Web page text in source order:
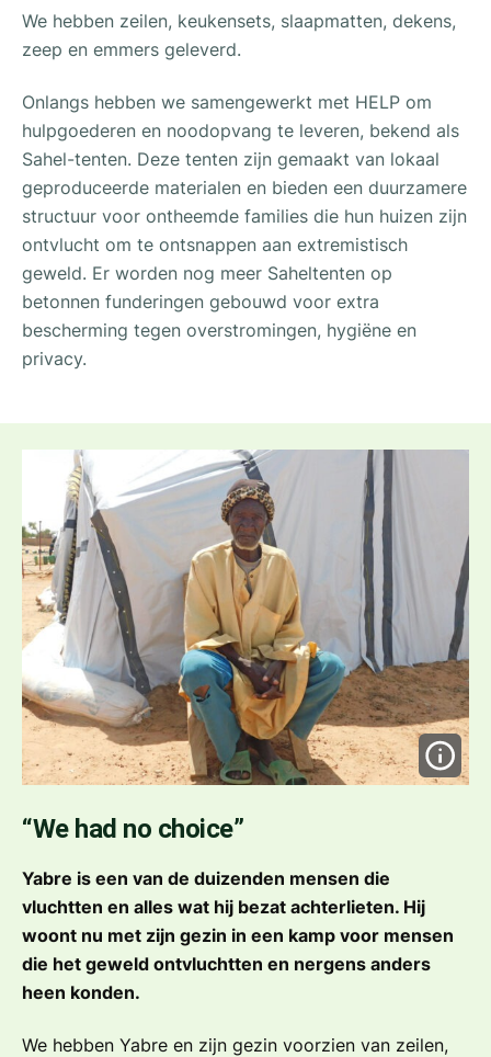
We hebben zeilen, keukensets, slaapmatten, dekens,
zeep en emmers geleverd.
Onlangs hebben we samengewerkt met HELP om
hulpgoederen en noodopvang te leveren, bekend als
Sahel-tenten. Deze tenten zijn gemaakt van lokaal
geproduceerde materialen en bieden een duurzamere
structuur voor ontheemde families die hun huizen zijn
ontvlucht om te ontsnappen aan extremistisch
geweld. Er worden nog meer Saheltenten op
betonnen funderingen gebouwd voor extra
bescherming tegen overstromingen, hygiëne en
privacy.
“We had no choice”
Yabre is een van de duizenden mensen die
vluchtten en alles wat hij bezat achterlieten. Hij
woont nu met zijn gezin in een kamp voor mensen
die het geweld ontvluchtten en nergens anders
heen konden.
We hebben Yabre en zijn gezin voorzien van zeilen,